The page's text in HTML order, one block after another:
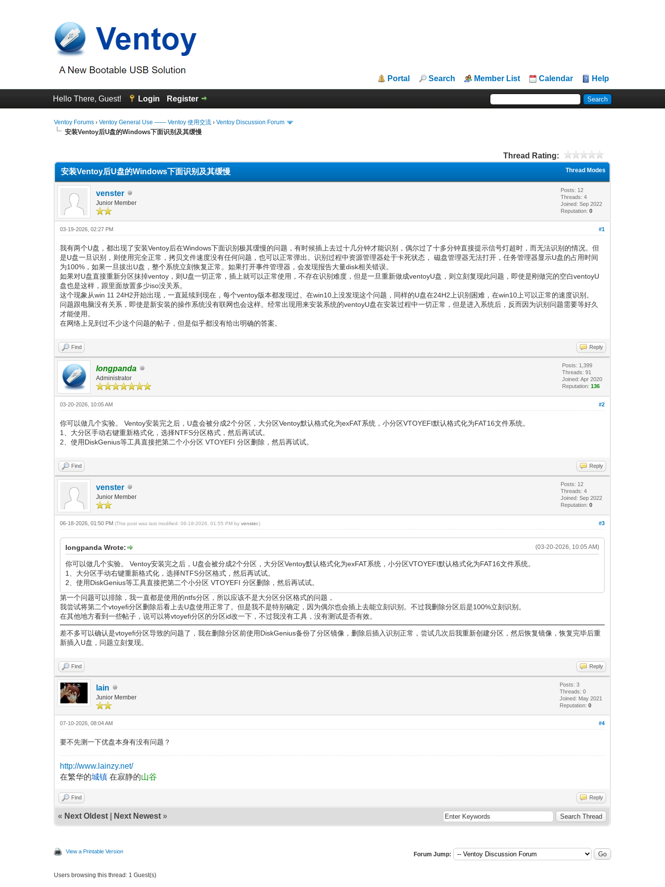
Portal Search Member List Calendar Help
Hello There, Guest! Login Register
Ventoy Forums ›Ventoy General Use —— Ventoy 使用交流 ›Ventoy Discussion Forum
安装Ventoy后U盘的Windows下面识别及其缓慢
Thread Rating:
Thread Modes
安装Ventoy后U盘的Windows下面识别及其缓慢
venster
Junior Member
Posts: 12
Threads: 4
Joined: Sep 2022
Reputation:0
#1
03-19-2026, 02:27 PM
我有两个U盘，都出现了安装Ventoy后在Windows下面识别极其缓慢的问题，有时候插上去过十几分钟才能识别，偶尔过了十多分钟直接提示信号灯超时，而无法识别的情况。但
是U盘一旦识别，则使用完全正常，拷贝文件速度没有任何问题，也可以正常弹出。识别过程中资源管理器处于卡死状态， 磁盘管理器无法打开，任务管理器显示U盘的占用时间
为100%，如果一旦拔出U盘，整个系统立刻恢复正常。如果打开事件管理器，会发现报告大量disk相关错误。
如果对U盘直接重新分区抹掉ventoy，则U盘一切正常，插上就可以正常使用，不存在识别难度，但是一旦重新做成ventoyU盘，则立刻复现此问题，即使是刚做完的空白ventoyU
盘也是这样，跟里面放置多少iso没关系。
这个现象从win 11 24H2开始出现，一直延续到现在，每个ventoy版本都发现过。在win10上没发现这个问题，同样的U盘在24H2上识别困难，在win10上可以正常的速度识别。
问题跟电脑没有关系，即使是新安装的操作系统没有联网也会这样。经常出现用来安装系统的ventoyU盘在安装过程中一切正常，但是进入系统后，反而因为识别问题需要等好久
才能使用。
在网络上见到过不少这个问题的帖子，但是似乎都没有给出明确的答案。
Find Reply
longpanda
Administrator
Posts: 1,399
Threads: 91
Joined: Apr 2020
Reputation:136
#2
03-20-2026, 10:05 AM
你可以做几个实验。 Ventoy安装完之后，U盘会被分成2个分区，大分区Ventoy默认格式化为exFAT系统，小分区VTOYEFI默认格式化为FAT16文件系统。
1、大分区手动右键重新格式化，选择NTFS分区格式，然后再试试。
2、使用DiskGenius等工具直接把第二个小分区 VTOYEFI 分区删除，然后再试试。
Find Reply
venster
Junior Member
Posts: 12
Threads: 4
Joined: Sep 2022
Reputation:0
#3
06-18-2026, 01:50 PM(This post was last modified: 06-18-2026, 01:55 PM byvenster.)
(03-20-2026, 10:05 AM)
longpanda Wrote:
你可以做几个实验。 Ventoy安装完之后，U盘会被分成2个分区，大分区Ventoy默认格式化为exFAT系统，小分区VTOYEFI默认格式化为FAT16文件系统。
1、大分区手动右键重新格式化，选择NTFS分区格式，然后再试试。
2、使用DiskGenius等工具直接把第二个小分区 VTOYEFI 分区删除，然后再试试。
第一个问题可以排除，我一直都是使用的ntfs分区，所以应该不是大分区分区格式的问题，
我尝试将第二个vtoyefi分区删除后看上去U盘使用正常了。但是我不是特别确定，因为偶尔也会插上去能立刻识别。不过我删除分区后是100%立刻识别。
在其他地方看到一些帖子，说可以将vtoyefi分区的分区id改一下，不过我没有工具，没有测试是否有效。
差不多可以确认是vtoyefi分区导致的问题了，我在删除分区前使用DiskGenius备份了分区镜像，删除后插入识别正常，尝试几次后我重新创建分区，然后恢复镜像，恢复完毕后重
新插入U盘，问题立刻复现。
Find Reply
lain
Junior Member
Posts: 3
Threads: 0
Joined: May 2021
Reputation:0
#4
07-10-2026, 08:04 AM
要不先测一下优盘本身有没有问题？
http://www.lainzy.net/
在繁华的城镇 在寂静的山谷
Find Reply
« Next Oldest Next Newest »
View a Printable Version Forum Jump:
Users browsing this thread: 1 Guest(s)